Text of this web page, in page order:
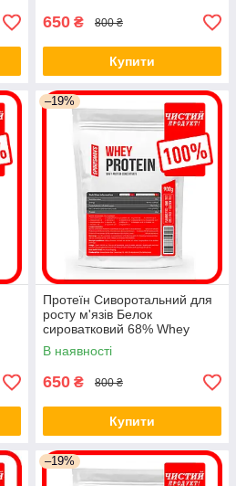
650 ₴ 800 ₴
Купити
–19%
Протеїн Сиворотальний для
росту м'язів Белок
сироватковий 68% Whey
Protein 900гор
В наявності
650 ₴ 800 ₴
Купити
–19%